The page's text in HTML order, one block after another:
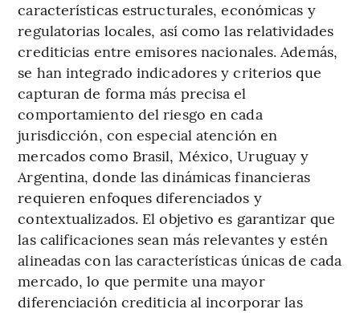
características estructurales, económicas y
regulatorias locales, así como las relatividades
crediticias entre emisores nacionales. Además,
se han integrado indicadores y criterios que
capturan de forma más precisa el
comportamiento del riesgo en cada
jurisdicción, con especial atención en
mercados como Brasil, México, Uruguay y
Argentina, donde las dinámicas financieras
requieren enfoques diferenciados y
contextualizados. El objetivo es garantizar que
las calificaciones sean más relevantes y estén
alineadas con las características únicas de cada
mercado, lo que permite una mayor
diferenciación crediticia al incorporar las